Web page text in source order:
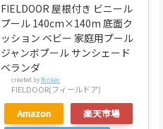
FIELDOOR 屋根付き ビニール
プール 140cm×140m 底面ク
ッション ベビー 家庭用プール
ジャンボプール サンシェード
ベランダ
created by Rinker
FIELDOOR(フィールドア)
Amazon
楽天市場